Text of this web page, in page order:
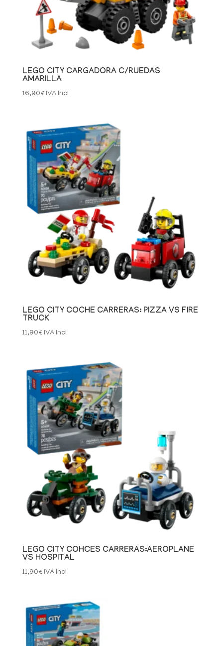
LEGO CITY CARGADORA C/RUEDAS
AMARILLA
16,90€ IVA Incl
LEGO CITY COCHE CARRERAS: PIZZA VS FIRE
TRUCK
11,90€ IVA Incl
LEGO CITY COHCES CARRERAS:AEROPLANE
VS HOSPITAL
11,90€ IVA Incl